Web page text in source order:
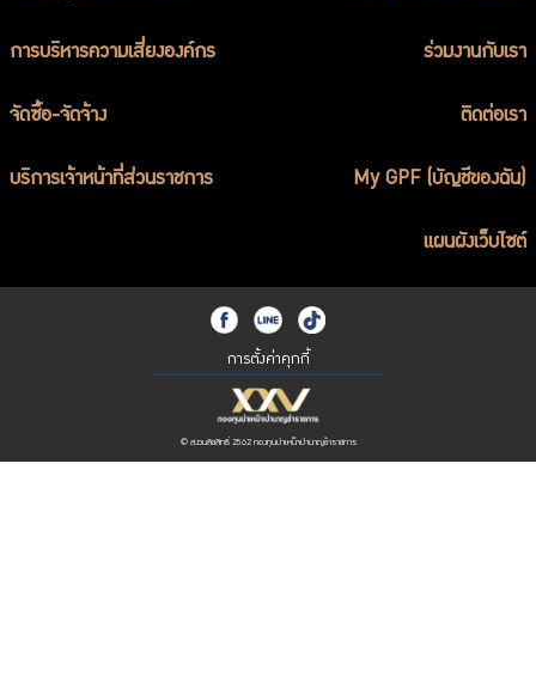
การบริหารความเสี่ยงองค์กร ร่วมงานกับเรา
จัดซื้อ-จัดจ้าง ติดต่อเรา
บริการเจ้าหน้าที่ส่วนราชการ My GPF (บัญชีของฉัน)
แผนผังเว็บไซต์
การตั้งค่าคุกกี้
© สงวนลิขสิทธิ์ 2562 กองทุนบำเหน็จบำนาญข้าราชการ